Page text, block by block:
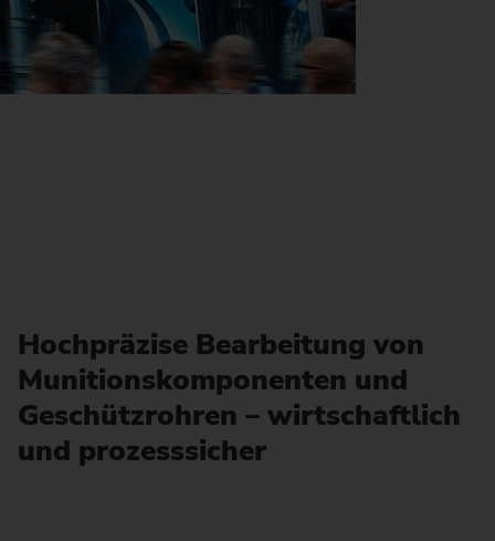
Hochpräzise Bearbeitung von
Munitionskomponenten und
Geschützrohren – wirtschaftlich
und prozesssicher